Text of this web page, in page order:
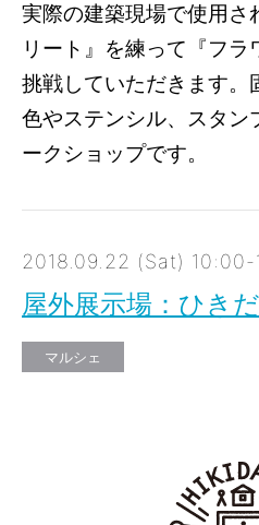
実際の建築現場で使用さ
リート』を練って『フ
挑戦していただきます。
色やステンシル、スタン
ークショップです。
2018.09.22 (Sat) 10:00-
屋外展示場：ひき
マルシェ